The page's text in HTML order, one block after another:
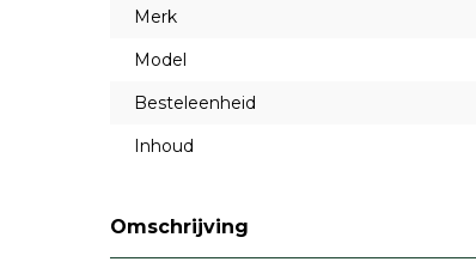
Merk
Model
Besteleenheid
Inhoud
Omschrijving